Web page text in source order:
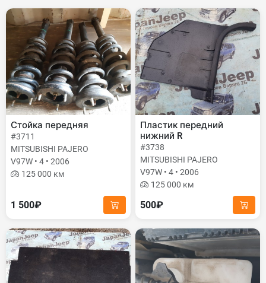
Стойка передняя
#3711
MITSUBISHI PAJERO
V97W • 4 • 2006
125 000 км
1 500₽
Пластик передний
нижний R
#3738
MITSUBISHI PAJERO
V97W • 4 • 2006
125 000 км
500₽